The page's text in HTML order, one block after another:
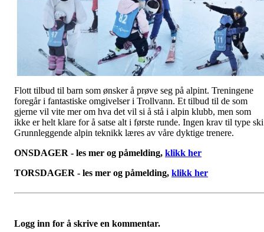
Flott tilbud til barn som ønsker å prøve seg på alpint. Treningene
foregår i fantastiske omgivelser i Trollvann. Et tilbud til de som
gjerne vil vite mer om hva det vil si å stå i alpin klubb, men som
ikke er helt klare for å satse alt i første runde. Ingen krav til type
Grunnleggende alpin teknikk læres av våre dyktige trenere.
ONSDAGER - les mer og påmelding, klikk her
TORSDAGER - les mer og påmelding, klikk her
Logg inn for å skrive en kommentar.